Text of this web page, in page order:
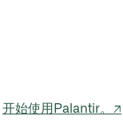
开始使用Palantir。↗